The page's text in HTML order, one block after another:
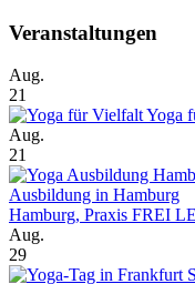
Veranstaltungen
Aug.
21
Yoga
Aug.
21
Ausbildung in Hamburg
Hamburg, Praxis FREI
Aug.
29